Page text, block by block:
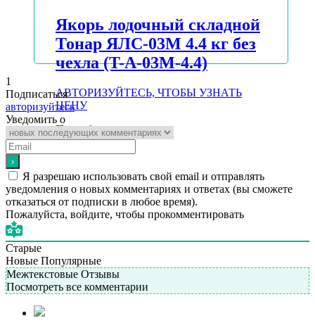
Якорь лодочный складной
Тонар ЯЛС-03М 4.4 кг без
чехла (T-A-03М-4.4)
АВТОРИЗУЙТЕСЬ, ЧТОБЫ УЗНАТЬ
ЦЕНУ
Подробнее
1
Подписаться
авторизуйтесь
Уведомить о
Я разрешаю использовать свой email и отправлять
уведомления о новых комментариях и ответах (вы cможете
отказаться от подписки в любое время).
Пожалуйста, войдите, чтобы прокомментировать
Старые
Новые Популярные
Межтекстовые Отзывы
Посмотреть все комментарии